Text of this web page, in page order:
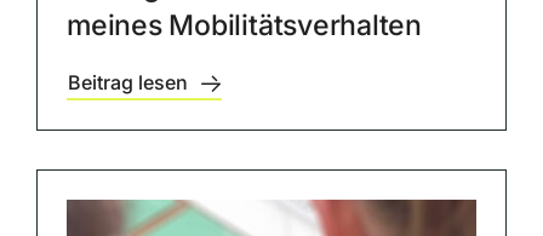
meines Mobilitätsverhalten
Beitrag lesen